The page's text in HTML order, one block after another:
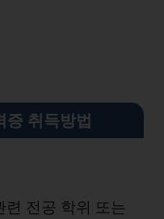
증 취득방법
련 전공 학위 또는